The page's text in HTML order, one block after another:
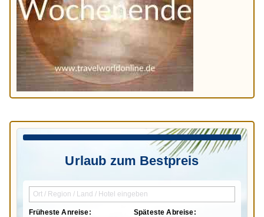
Urlaub zum Bestpreis
Früheste Anreise: Späteste Abreise: